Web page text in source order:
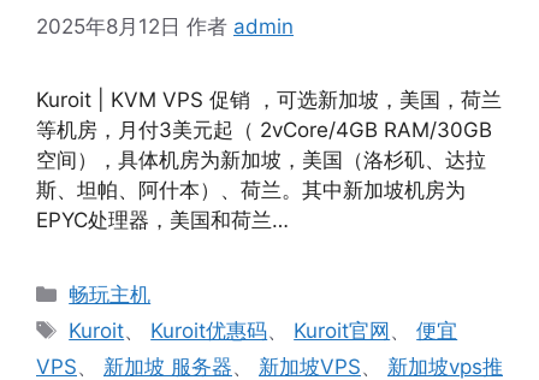
2025年8月12日 作者 admin
Kuroit | KVM VPS 促销 ，可选新加坡，美国，荷兰
等机房，月付3美元起（ 2vCore/4GB RAM/30GB
空间），具体机房为新加坡，美国（洛杉矶、达拉
斯、坦帕、阿什本）、荷兰。其中新加坡机房为
EPYC处理器，美国和荷兰…
分
类
畅玩主机
标
签
Kuroit、 Kuroit优惠码、 Kuroit官网 、便宜
VPS、 新加坡 服务器、 新加坡VPS、 新加坡vps推